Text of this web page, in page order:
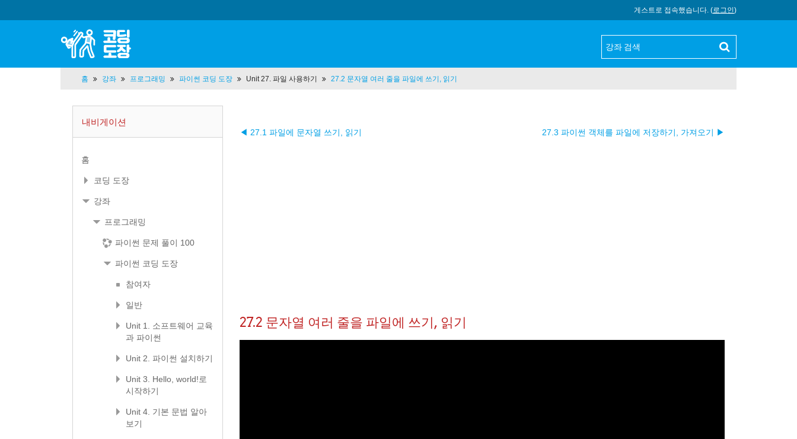
게스트로 접속했습니다. (로그인)
홈 강좌 프로그래밍 파이썬 코딩 도장 Unit 27. 파일 사용하기 27.2 문자열 여러 줄을 파일에 쓰기, 읽기
◀ 27.1 파일에 문자열 쓰기, 읽기 27.3 파이썬 객체를 파일에 저장하기, 가져오기 ▶︎
27.2 문자열 여러 줄을 파일에 쓰기, 읽기
내비게이션
홈
코딩 도장
강좌
프로그래밍
파이썬 문제 풀이 100
파이썬 코딩 도장
참여자
일반
Unit 1. 소프트웨어 교육
과 파이썬
Unit 2. 파이썬 설치하기
Unit 3. Hello, world!로
시작하기
Unit 4. 기본 문법 알아
보기